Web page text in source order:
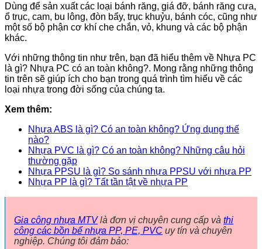
Dùng để sản xuất các loại bánh răng, giá đỡ, bánh răng cưa,
ổ trục, cam, bu lông, đòn bẩy, trục khuỷu, bánh cóc, cũng như
một số bộ phận cơ khí che chắn, vỏ, khung và các bộ phận
khác.
Với những thông tin như trên, bạn đã hiểu thêm về Nhựa PC
là gì? Nhựa PC có an toàn không?. Mong rằng những thông
tin trên sẽ giúp ích cho bạn trong quá trình tìm hiểu về các
loại nhựa trong đời sống của chúng ta.
Xem thêm:
Nhựa ABS là gì? Có an toàn không? Ứng dụng thế
nào?
Nhựa PVC là gì? Có an toàn không? Những câu hỏi
thường gặp
Nhựa PPSU là gì? So sánh nhựa PPSU với nhựa PP
Nhựa PP là gì? Tất tần tật về nhựa PP
Gia công nhựa MTVlà đơn vị chuyên cung cấp và thi
công các bồn bể nhựa PP, PE, PVC uy tín và chuyên
nghiệp. Chúng tôi đảm bảo: